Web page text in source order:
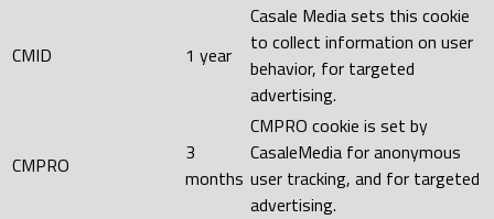
CMID 1 year
Casale Media sets this cookie
to collect information on user
behavior, for targeted
advertising.
CMPRO
3
months
CMPRO cookie is set by
CasaleMedia for anonymous
user tracking, and for targeted
advertising.